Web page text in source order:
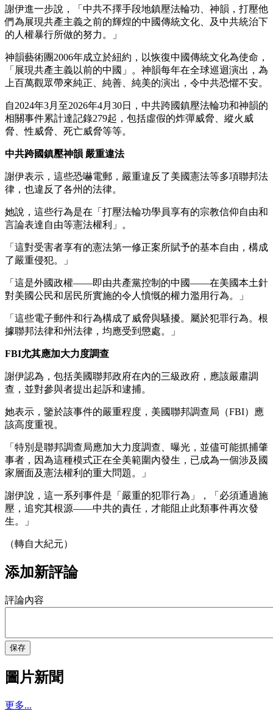
謝伊進一步說，「中共不擇手段地鎮壓法輪功、神韻，打壓他
們為展現共產主義之前的輝煌的中國傳統文化、及中共統治下
的人權暴行所做的努力。」
神韻藝術團2006年成立於紐約，以恢復中國傳統文化為使命，
「展現共產主義以前的中國」。神韻每年在全球巡迴演出，為
上百萬觀眾帶來純正、純善、純美的演出，令中共恐懼不安。
自2024年3月至2026年4月30日，中共跨國鎮壓法輪功和神韻的
相關事件累計達記錄279起，包括虛假的炸彈威脅、縱火威
脅、性威脅、死亡威脅等等。
中共跨國鎮壓神韻 嚴重違法
謝伊表示，這些恐嚇電郵，嚴重違反了美國憲法等多項聯邦法
律，也違反了各州的法律。
她說，這些行為是在「打壓法輪功學員享有的宗教信仰自由和
言論表達自由等憲法權利」。
「這對受害者享有的憲法第一修正案所賦予的基本自由，構成
了嚴重侵犯。」
「這是外國政權——即由共產黨控制的中國——在美國本土針
對美國公民和居民所實施的令人憤慨的權力濫用行為。」
「這些電子郵件和行為構成了威脅與騷擾。屬於犯罪行為。根
據聯邦法律和州法律，均應受到懲處。」
FBI尤其應加大力度調查
謝伊認為，包括美國聯邦政府在內的三級政府，應該嚴肅調
查，並對參與者提出起訴和逮捕。
她表示，鑒於該事件的嚴重程度，美國聯邦調查局（FBI）應
該高度重視。
「特別是聯邦調查局應加大力度調查、曝光，並儘可能抓捕肇
事者，因為這種模式正在全美範圍內發生，已成為一個涉及國
家層面及憲法權利的重大問題。」
謝伊說，這一系列事件是「嚴重的犯罪行為」，「必須通過施
壓，追究其根源——中共的責任，才能阻止此類事件再次發
生。」
（轉自大紀元）
添加新評論
評論內容
保存
圖片新聞
更多...